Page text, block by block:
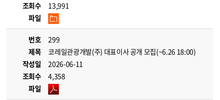
조회수
13,991
파일
번호
299
제목
코레일관광개발(주) 대표이사 공개 모집(~6.26 18:00)
작성일
2026-06-11
조회수
4,358
파일